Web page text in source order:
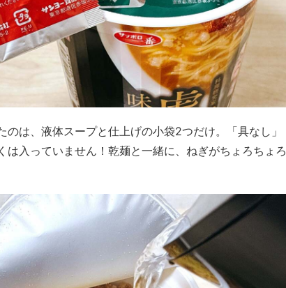
のは、液体スープと仕上げの小袋2つだけ。「具なし」
は入っていません！乾麺と一緒に、ねぎがちょろちょろ